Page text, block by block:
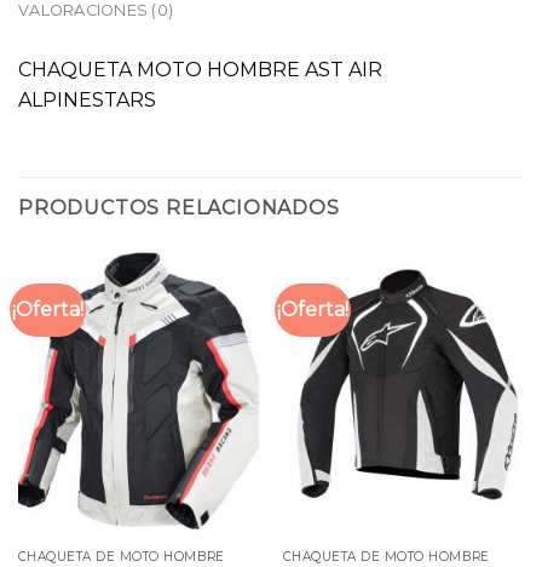
VALORACIONES (0)
CHAQUETA MOTO HOMBRE AST AIR
ALPINESTARS
PRODUCTOS RELACIONADOS
¡Oferta!
CHAQUETA DE MOTO HOMBRE
¡Oferta!
CHAQUETA DE MOTO HOMBRE